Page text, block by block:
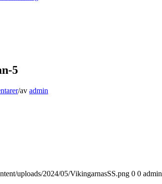
5
/av admin
uploads/2024/05/VikingarnasSS.png 0 0 admin